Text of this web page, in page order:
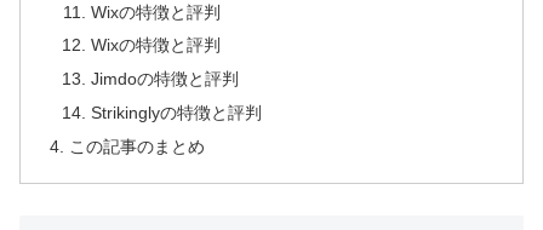
Wixの特徴と評判
Wixの特徴と評判
Jimdoの特徴と評判
Strikinglyの特徴と評判
この記事のまとめ